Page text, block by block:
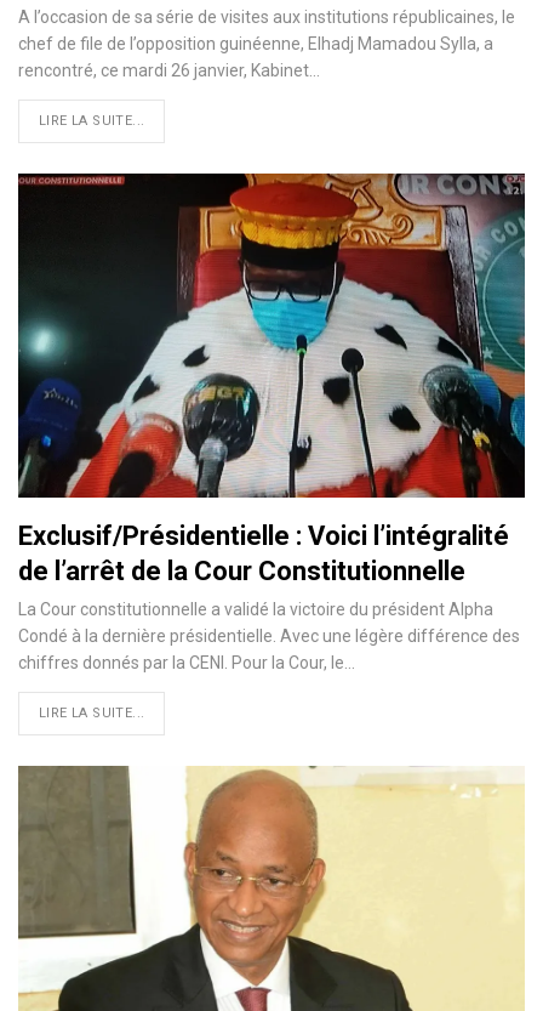
A l’occasion de sa série de visites aux institutions républicaines, le
chef de file de l’opposition guinéenne, Elhadj Mamadou Sylla, a
rencontré, ce mardi 26 janvier, Kabinet
LIRE LA SUITE...
Exclusif/Présidentielle : Voici l’intégralité
de l’arrêt de la Cour Constitutionnelle
La Cour constitutionnelle a validé la victoire du président Alpha
Condé à la dernière présidentielle. Avec une légère différence des
chiffres donnés par la CENI. Pour la Cour, le…
LIRE LA SUITE...